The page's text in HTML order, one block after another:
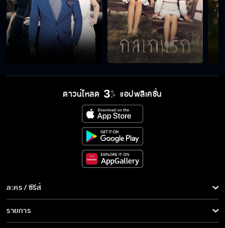
ดาวน์โหลด แอปพลิเคชั่น
ละคร / ซีรีส์
ละคร/ซีรีส์
ซีรีส์นานาชาติ
รายการ
รายการทั้งหมด